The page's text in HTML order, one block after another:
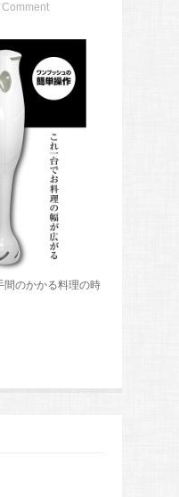
Comment
間のかかる料理の時